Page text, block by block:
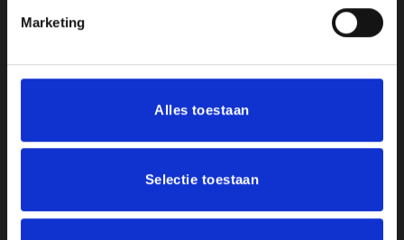
Marketing
Alles toestaan
Selectie toestaan
Maandag, Dinsdag, Donderdag, Vrijdag: 12:00 – 17:00
Zaterdag: Op Afspraak
Afrekenen